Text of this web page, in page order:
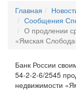
Главная
Сообщения
О продлении
«Ямская
Банк России
54-2-2-6/2545
недвижимости